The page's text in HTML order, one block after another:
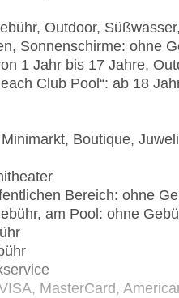
Outdoor,
Sonnenschirme: ohne
1 Jahr bis 17 Jahre,
Club Pool“: ab 18
Boutique,
Bereich: ohne
am Pool: ohne
MasterCard,